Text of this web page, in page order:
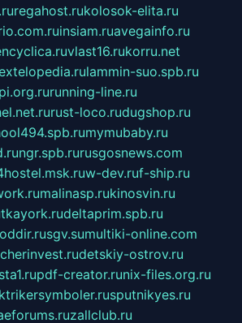
regahost.rukolosok-elita.ru
insiam.ruavegainfo.ru
vlast16.rukorru.net
lammin-suo.spb.ru
running-line.ru
rust-loco.rudugshop.ru
mymubaby.ru
ngr.spb.rurusgosnews.com
w-dev.ruf-ship.ru
malinasp.rukinosvin.ru
deltaprim.spb.ru
sgv.sumultiki-online.com
cherinvest.rudetskiy-ostrov.ru
pdf-creator.runix-files.org.ru
sputnikyes.ru
zallclub.ru